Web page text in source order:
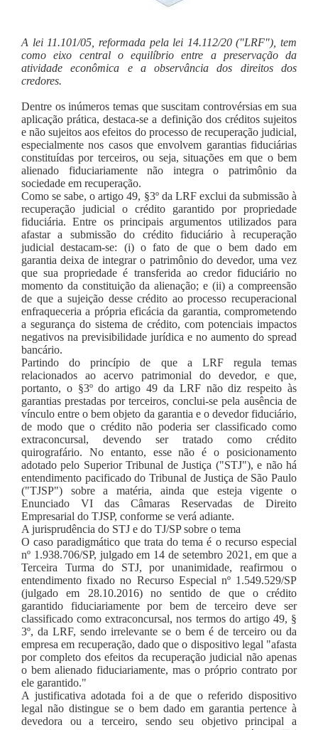
A lei 11.101/05, reformada pela lei 14.112/20 ("LRF"), tem
como eixo central o equilíbrio entre a preservação da
atividade econômica e a observância dos direitos dos
credores.
Dentre os inúmeros temas que suscitam controvérsias em sua
aplicação prática, destaca-se a definição dos créditos sujeitos
e não sujeitos aos efeitos do processo de recuperação judicial,
especialmente nos casos que envolvem garantias fiduciárias
constituídas por terceiros, ou seja, situações em que o bem
alienado fiduciariamente não integra o patrimônio da
sociedade em recuperação.
Como se sabe, o artigo 49, §3º da LRF exclui da submissão à
recuperação judicial o crédito garantido por propriedade
fiduciária. Entre os principais argumentos utilizados para
afastar a submissão do crédito fiduciário à recuperação
judicial destacam-se: (i) o fato de que o bem dado em
garantia deixa de integrar o patrimônio do devedor, uma vez
que sua propriedade é transferida ao credor fiduciário no
momento da constituição da alienação; e (ii) a compreensão
de que a sujeição desse crédito ao processo recuperacional
enfraqueceria a própria eficácia da garantia, comprometendo
a segurança do sistema de crédito, com potenciais impactos
negativos na previsibilidade jurídica e no aumento do spread
bancário.
Partindo do princípio de que a LRF regula temas
relacionados ao acervo patrimonial do devedor, e que,
portanto, o §3º do artigo 49 da LRF não diz respeito às
garantias prestadas por terceiros, conclui-se pela ausência de
vínculo entre o bem objeto da garantia e o devedor fiduciário,
de modo que o crédito não poderia ser classificado como
extraconcursal, devendo ser tratado como crédito
quirografário. No entanto, esse não é o posicionamento
adotado pelo Superior Tribunal de Justiça ("STJ"), e não há
entendimento pacificado do Tribunal de Justiça de São Paulo
("TJSP") sobre a matéria, ainda que esteja vigente o
Enunciado VI das Câmaras Reservadas de Direito
Empresarial do TJSP, conforme se verá adiante.
A jurisprudência do STJ e do TJ/SP sobre o tema
O caso paradigmático que trata do tema é o recurso especial
nº 1.938.706/SP, julgado em 14 de setembro 2021, em que a
Terceira Turma do STJ, por unanimidade, reafirmou o
entendimento fixado no Recurso Especial nº 1.549.529/SP
(julgado em 28.10.2016) no sentido de que o crédito
garantido fiduciariamente por bem de terceiro deve ser
classificado como extraconcursal, nos termos do artigo 49, §
3º, da LRF, sendo irrelevante se o bem é de terceiro ou da
empresa em recuperação, dado que o dispositivo legal "afasta
por completo dos efeitos da recuperação judicial não apenas
o bem alienado fiduciariamente, mas o próprio contrato por
ele garantido."
A justificativa adotada foi a de que o referido dispositivo
legal não distingue se o bem dado em garantia pertence à
devedora ou a terceiro, sendo seu objetivo principal a